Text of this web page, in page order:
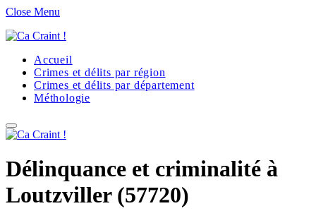
Close Menu
Accueil
Crimes et délits par région
Crimes et délits par département
Méthologie
Délinquance et criminalité à
Loutzviller (57720)